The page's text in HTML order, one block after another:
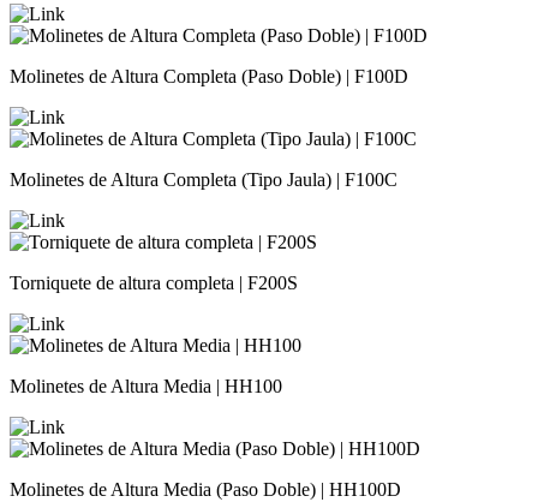
Molinetes de Altura Completa (Paso Doble) | F100D
Molinetes de Altura Completa (Tipo Jaula) | F100C
Torniquete de altura completa | F200S
Molinetes de Altura Media | HH100
Molinetes de Altura Media (Paso Doble) | HH100D